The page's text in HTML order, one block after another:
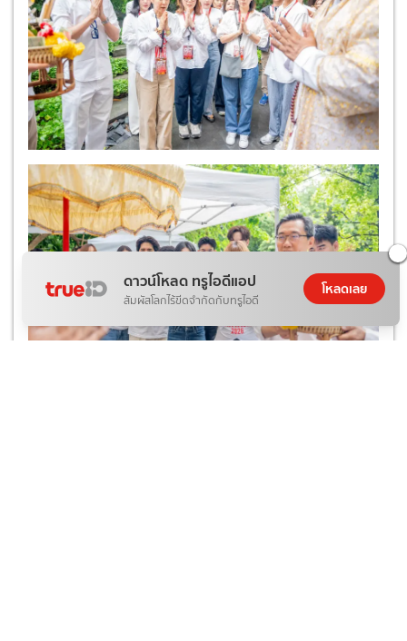
ดาวน์โหลด ทรูไอดีแอป
สัมผัสโลกไร้ขีดจำกัดกับทรูไอดี
โหลดเลย